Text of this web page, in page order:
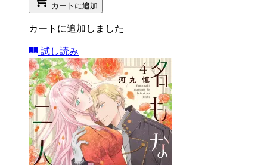
カートに追加
カートに追加しました
試し読み